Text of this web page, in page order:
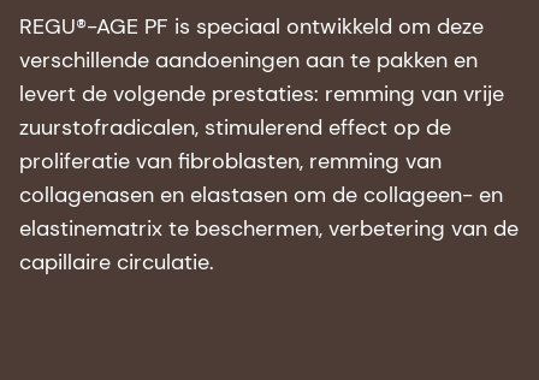
REGU®-AGE PF is speciaal ontwikkeld om deze
verschillende aandoeningen aan te pakken en
levert de volgende prestaties: remming van vrije
zuurstofradicalen, stimulerend effect op de
proliferatie van fibroblasten, remming van
collagenasen en elastasen om de collageen- en
elastinematrix te beschermen, verbetering van de
capillaire circulatie.